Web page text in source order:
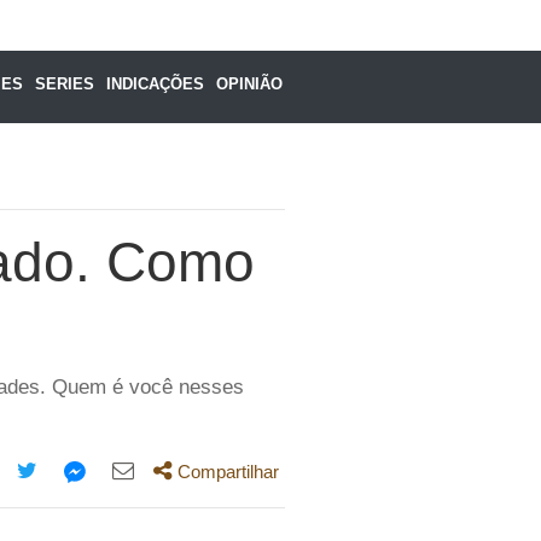
SERIES INDICAÇÕES OPINIÃO
Como
Quem é você nesses
Compartilhe
Compartilhe
Compartilhe
Compartilhar